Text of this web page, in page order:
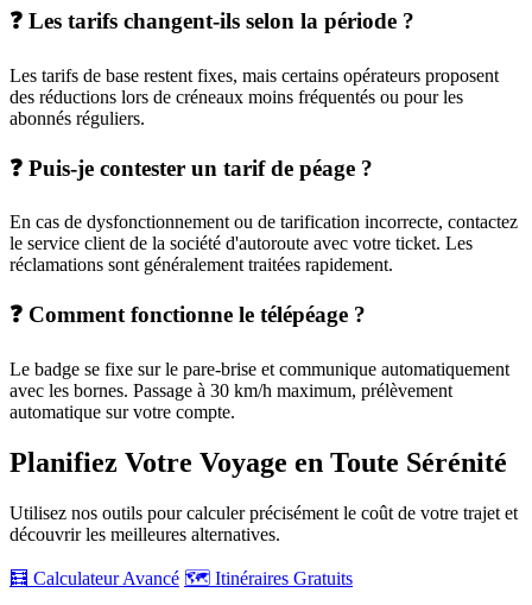
❓ Les tarifs changent-ils selon la période ?
Les tarifs de base restent fixes, mais certains opérateurs proposent
des réductions lors de créneaux moins fréquentés ou pour les
abonnés réguliers.
❓ Puis-je contester un tarif de péage ?
En cas de dysfonctionnement ou de tarification incorrecte, contactez
le service client de la société d'autoroute avec votre ticket. Les
réclamations sont généralement traitées rapidement.
❓ Comment fonctionne le télépéage ?
Le badge se fixe sur le pare-brise et communique automatiquement
avec les bornes. Passage à 30 km/h maximum, prélèvement
automatique sur votre compte.
Planifiez Votre Voyage en Toute Sérénité
Utilisez nos outils pour calculer précisément le coût de votre trajet et
découvrir les meilleures alternatives.
🧮 Calculateur Avancé 🗺️ Itinéraires Gratuits